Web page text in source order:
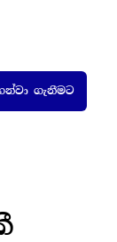
ගැනීමට